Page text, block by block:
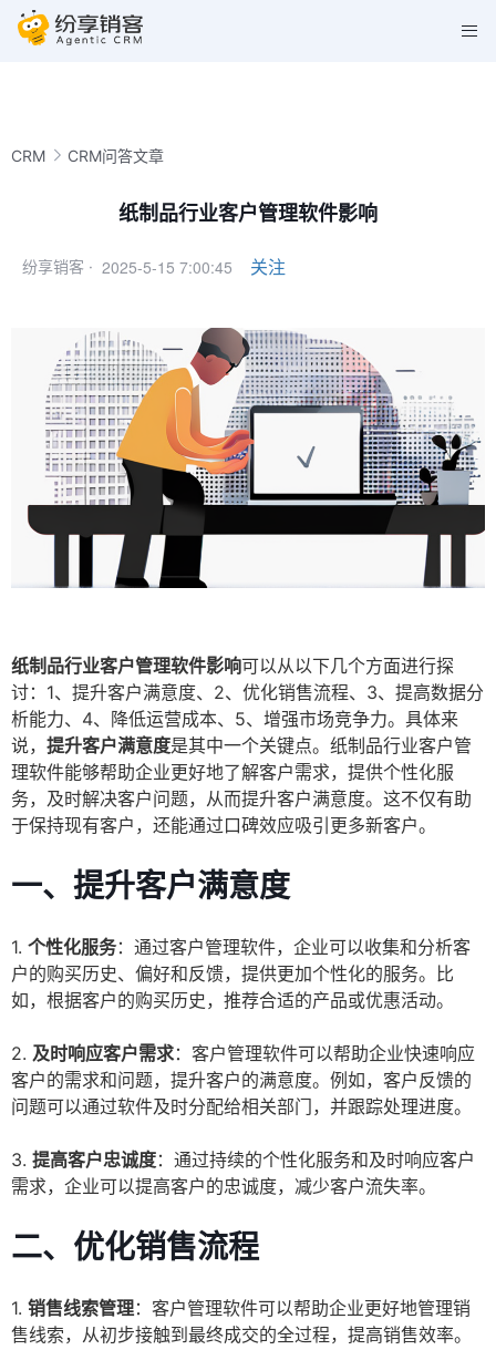
CRM CRM问答文章
纸制品行业客户管理软件影响
纷享销客 · 2025-5-15 7:00:45 关注
纸制品行业客户管理软件影响可以从以下几个方面进行探
讨：1、提升客户满意度、2、优化销售流程、3、提高数据分
析能力、4、降低运营成本、5、增强市场竞争力。具体来
说， 提升客户满意度是其中一个关键点。纸制品行业客户管
理软件能够帮助企业更好地了解客户需求，提供个性化服
务，及时解决客户问题，从而提升客户满意度。这不仅有助
于保持现有客户，还能通过口碑效应吸引更多新客户。
一、提升客户满意度
1. 个性化服务：通过客户管理软件，企业可以收集和分析客
户的购买历史、偏好和反馈，提供更加个性化的服务。比
如，根据客户的购买历史，推荐合适的产品或优惠活动。
2. 及时响应客户需求：客户管理软件可以帮助企业快速响应
客户的需求和问题，提升客户的满意度。例如，客户反馈的
问题可以通过软件及时分配给相关部门，并跟踪处理进度。
3. 提高客户忠诚度：通过持续的个性化服务和及时响应客户
需求，企业可以提高客户的忠诚度，减少客户流失率。
二、优化销售流程
1. 销售线索管理：客户管理软件可以帮助企业更好地管理销
售线索，从初步接触到最终成交的全过程，提高销售效率。